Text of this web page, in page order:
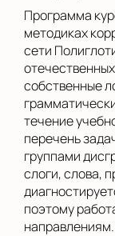
Программа
методиках
сети
собственные
течение
перечень
группами
слоги, слова,
поэтому
направлениям.